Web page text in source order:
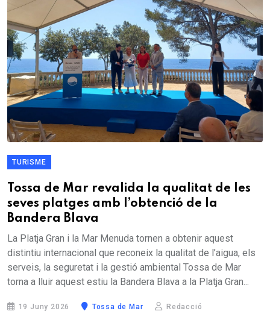
TURISME
Tossa de Mar revalida la qualitat de les
seves platges amb l’obtenció de la
Bandera Blava
La Platja Gran i la Mar Menuda tornen a obtenir aquest
distintiu internacional que reconeix la qualitat de l’aigua, els
serveis, la seguretat i la gestió ambiental Tossa de Mar
torna a lluir aquest estiu la Bandera Blava a la Platja Gran...
19 Juny 2026 Tossa de Mar Redacció